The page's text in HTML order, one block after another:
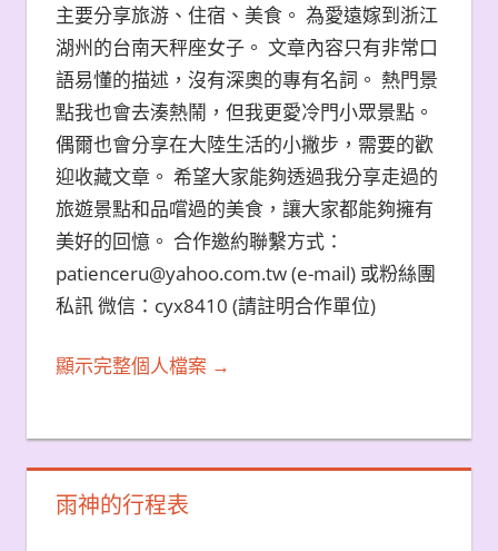
主要分享旅游、住宿、美食。 為愛遠嫁到浙江
湖州的台南天秤座女子。 文章內容只有非常口
語易懂的描述，沒有深奧的專有名詞。 熱門景
點我也會去湊熱鬧，但我更愛冷門小眾景點。
偶爾也會分享在大陸生活的小撇步，需要的歡
迎收藏文章。 希望大家能夠透過我分享走過的
旅遊景點和品嚐過的美食，讓大家都能夠擁有
美好的回憶。 合作邀約聯繫方式：
patienceru@yahoo.com.tw (e-mail) 或粉絲團
私訊 微信：cyx8410 (請註明合作單位)
顯示完整個人檔案 →
雨神的行程表